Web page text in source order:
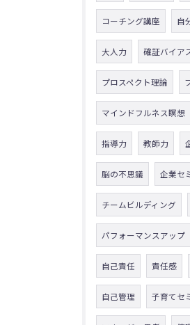
コーチング講座 自
大人力 確証バイア
プロスペクト理論
マインドフルネス瞑想
指導力 教師力
脳の不思議 企業セ
チームビルディング
パフォーマンスアップ
自己責任 責任感
自己管理 子育てセ